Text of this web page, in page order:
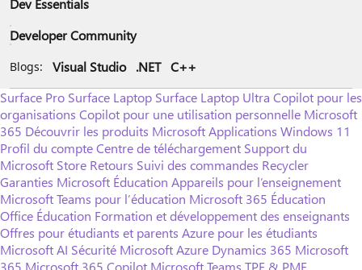
Dev Essentials
Developer Community
Blogs: Visual Studio .NET C++
Surface Pro Surface Laptop Surface Laptop Ultra Copilot pour les
organisations Copilot pour une utilisation personnelle Microsoft
365 Découvrir les produits MicrosoftApplications Windows 11
Profil du compteCentre de téléchargement Support du
Microsoft Store Retours Suivi des commandes Recycler
Garanties Microsoft Éducation Appareils pour l’enseignement
Microsoft Teams pour l’éducation Microsoft 365 Éducation
Office Éducation Formation et développement des enseignants
Offres pour étudiants et parents Azure pour les étudiants
Microsoft AI Sécurité MicrosoftAzure Dynamics 365 Microsoft
365 Microsoft 365 Copilot Microsoft Teams TPE & PME